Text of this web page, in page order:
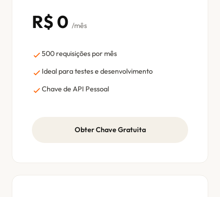
R$ 0 /mês
500 requisições por mês
Ideal para testes e desenvolvimento
Chave de API Pessoal
Obter Chave Gratuita